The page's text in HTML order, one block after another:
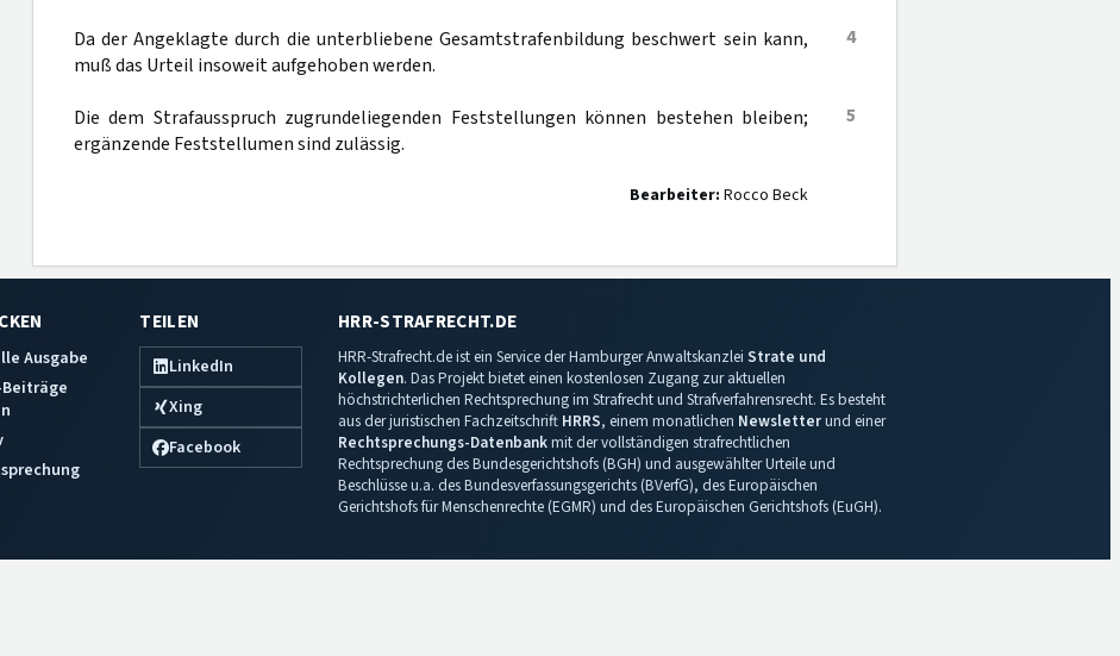
4
Da der Angeklagte durch die unterbliebene Gesamtstrafenbildung beschwert sein kann,
muß das Urteil insoweit aufgehoben werden.
5
Die dem Strafausspruch zugrundeliegenden Feststellungen können bestehen bleiben;
ergänzende Feststellumen sind zulässig.
Bearbeiter: Rocco Beck
Ausgabe
Beiträge
TEILEN
LinkedIn
Xing
Facebook
HRR-STRAFRECHT.DE
HRR-Strafrecht.de ist ein Service der Hamburger Anwaltskanzlei Strate und
Kollegen. Das Projekt bietet einen kostenlosen Zugang zur aktuellen
höchstrichterlichen Rechtsprechung im Strafrecht und Strafverfahrensrecht. Es besteht
aus der juristischen Fachzeitschrift HRRS, einem monatlichen Newsletterund einer
Rechtsprechungs-Datenbankmit der vollständigen strafrechtlichen
Rechtsprechung des Bundesgerichtshofs (BGH) und ausgewählter Urteile und
Beschlüsse u.a. des Bundesverfassungsgerichts (BVerfG), des Europäischen
Gerichtshofs für Menschenrechte (EGMR) und des Europäischen Gerichtshofs (EuGH).